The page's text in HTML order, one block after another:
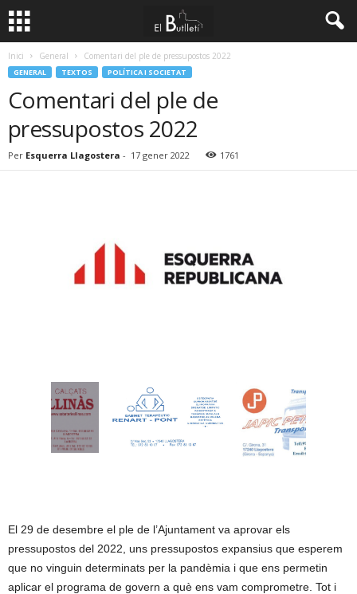
Inici General Comentari del ple de pressupostos 2022
GENERAL TEXTOS POLÍTICA I SOCIETAT
Comentari del ple de
pressupostos 2022
Per Esquerra Llagostera - 17 gener 2022 1761
El 29 de desembre el ple de l’Ajuntament va aprovar els
pressupostos del 2022, uns pressupostos expansius que esperem
que no vinguin determinats per la pandèmia i que ens permetin
aplicar el programa de govern a què ens vam comprometre. Tot i